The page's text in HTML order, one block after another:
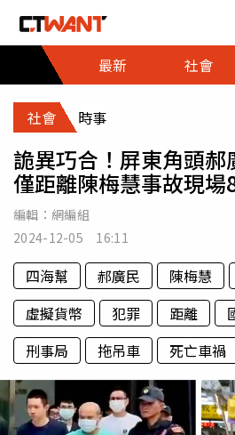
最新
社會
社會 時事
詭異巧合！屏東角頭
僅距離陳梅慧事故現場
編輯： 網編組
2024-12-05 16:11
四海幫 郝廣民 陳梅慧
虛擬貨幣
犯罪 距離
刑事局
拖吊車 死亡車禍